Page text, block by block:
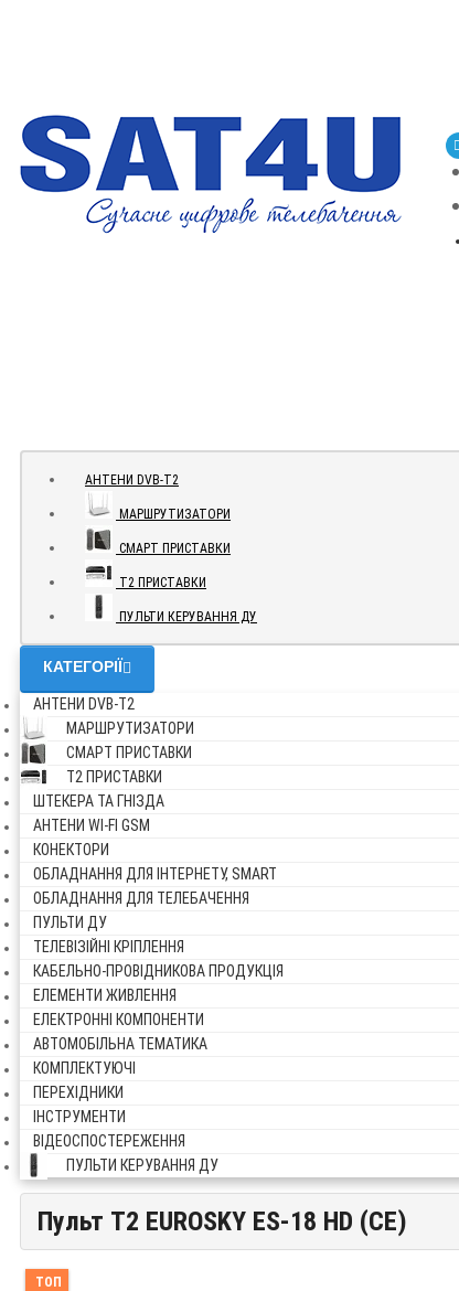
АНТЕНИ DVB-Т2
МАРШРУТИЗАТОРИ
СМАРТ ПРИСТАВКИ
Т2 ПРИСТАВКИ
ПУЛЬТИ КЕРУВАННЯ ДУ
КАТЕГОРІЇ
АНТЕНИ DVB-Т2
МАРШРУТИЗАТОРИ
СМАРТ ПРИСТАВКИ
Т2 ПРИСТАВКИ
ШТЕКЕРА ТА ГНІЗДА
АНТЕНИ WI-FI GSM
КОНЕКТОРИ
ОБЛАДНАННЯ ДЛЯ ІНТЕРНЕТУ, SMART
ОБЛАДНАННЯ ДЛЯ ТЕЛЕБАЧЕННЯ
ПУЛЬТИ ДУ
ТЕЛЕВІЗІЙНІ КРІПЛЕННЯ
КАБЕЛЬНО-ПРОВІДНИКОВА ПРОДУКЦІЯ
ЕЛЕМЕНТИ ЖИВЛЕННЯ
ЕЛЕКТРОННІ КОМПОНЕНТИ
АВТОМОБІЛЬНА ТЕМАТИКА
КОМПЛЕКТУЮЧІ
ПЕРЕХІДНИКИ
ІНСТРУМЕНТИ
ВІДЕОСПОСТЕРЕЖЕННЯ
ПУЛЬТИ КЕРУВАННЯ ДУ
Пульт T2 EUROSKY ES-18 HD (CE)
Пульт T2 EUROSKY ES-18 HD (CE)
ТОП